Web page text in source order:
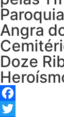
Angra
Doze
Facebook